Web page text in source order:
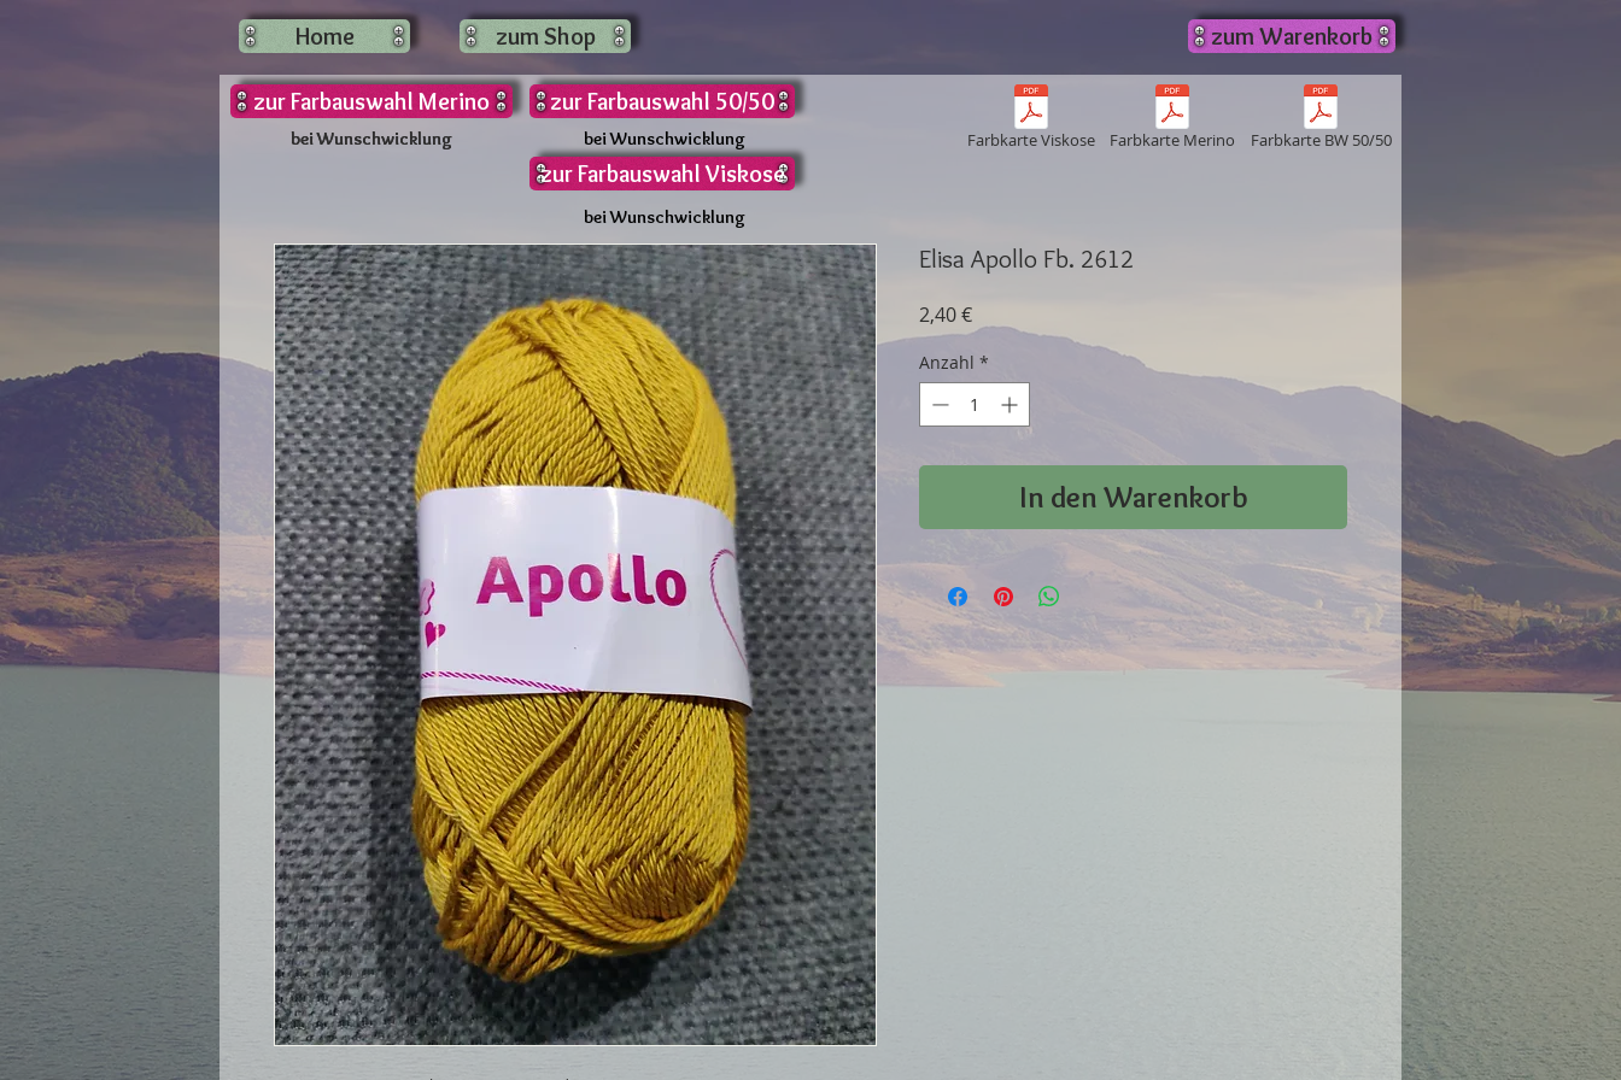
Home zum Shop zum Warenkorb
Elisa Apollo Fb. 2612
2,40 €Preis
Anzahl *
In den Warenkorb
bei Wunschwicklung
bei Wunschwicklung
zur Farbauswahl 50/50
bei Wunschwicklung
zur Farbauswahl Merino
Farbkarte BW 50/50
Farbkarte Merino
Farbkarte Viskose
zur Farbauswahl Viskose
bei Wunschwicklung